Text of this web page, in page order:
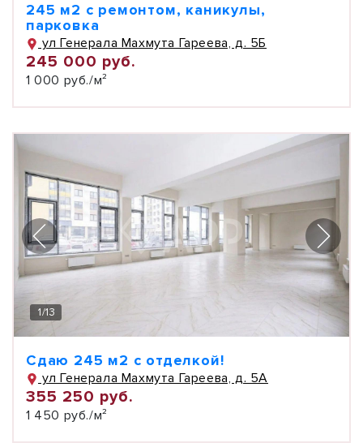
245 м2 с ремонтом, каникулы,
парковка
ул Генерала Махмута Гареева, д. 5Б
245 000 руб.
1 000 руб./м²
1/13
Сдаю 245 м2 с отделкой!
ул Генерала Махмута Гареева, д. 5А
355 250 руб.
1 450 руб./м²